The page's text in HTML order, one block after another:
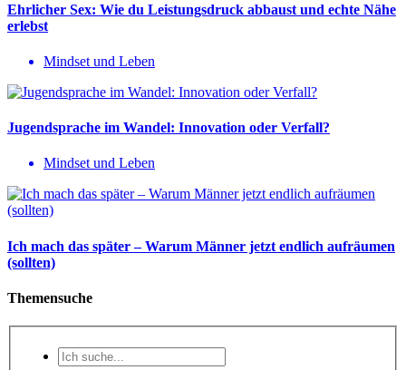
Ehrlicher Sex: Wie du Leistungsdruck abbaust und echte Nähe
erlebst
Mindset und Leben
Jugendsprache im Wandel: Innovation oder Verfall?
Mindset und Leben
Ich mach das später – Warum Männer jetzt endlich aufräumen
(sollten)
Themensuche